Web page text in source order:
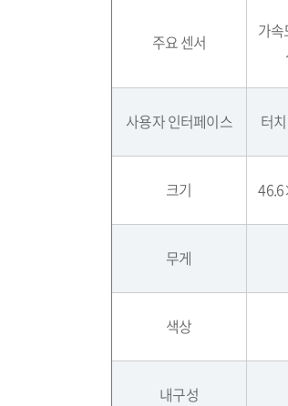
주요 센서
가속
사용자 인터페이스 터
크기
무게
색상
내구성